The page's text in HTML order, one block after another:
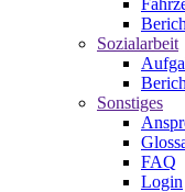
Sozialarbeit
Sonstiges
FAQ
Login